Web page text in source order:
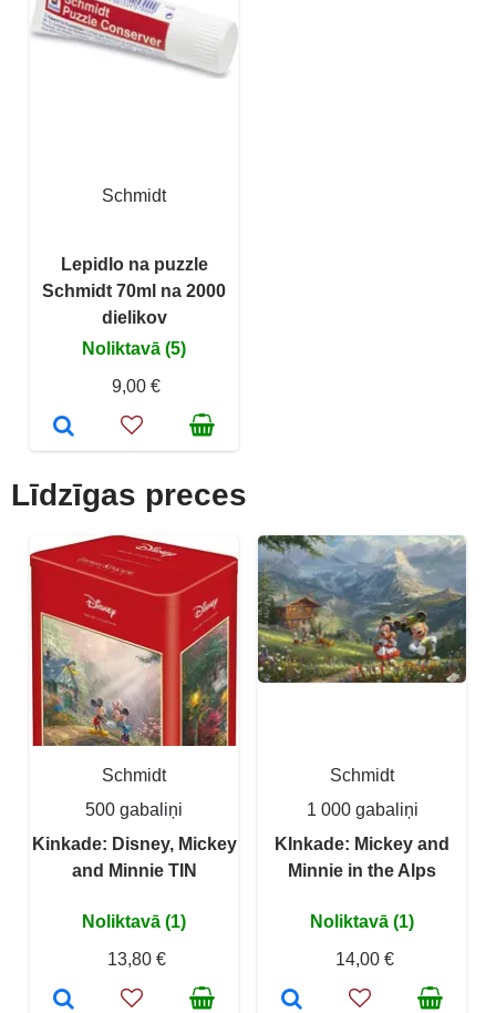
Schmidt
Lepidlo na puzzle
Schmidt 70ml na 2000
dielikov
Noliktavā (5)
9,00 €
Līdzīgas preces
Schmidt
500 gabaliņi
Kinkade: Disney, Mickey
and Minnie TIN
Noliktavā (1)
13,80 €
Schmidt
1 000 gabaliņi
KInkade: Mickey and
Minnie in the Alps
Noliktavā (1)
14,00 €